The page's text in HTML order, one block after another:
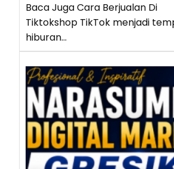
Baca Juga Cara Berjualan Di
Tiktokshop TikTok menjadi
hiburan…